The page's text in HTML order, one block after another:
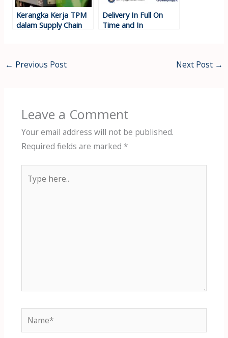
Kerangka Kerja TPM
dalam Supply Chain
Delivery In Full On
Time and In
← Previous Post Next Post →
Leave a Comment
Your email address will not be published.
Required fields are marked *
here..
Name*